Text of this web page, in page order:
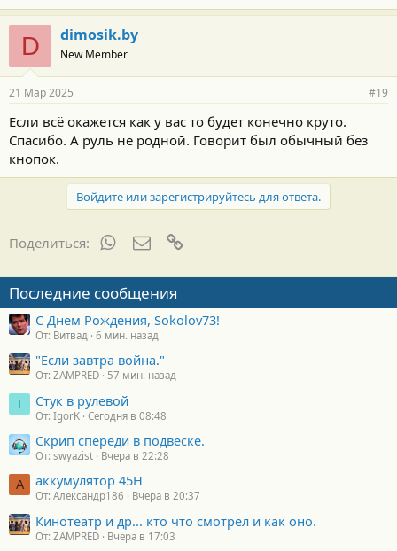
D dimosik.by
New Member
21 Мар 2025 #19
Если всё окажется как у вас то будет конечно круто.
Спасибо. А руль не родной. Говорит был обычный без
кнопок.
Войдите или зарегистрируйтесь для ответа.
Поделиться: WhatsAppЭлектронная почта
Последние сообщения
С Днем Рождения, Sokolov73!
От: Витвад 6 мин. назад
"Если завтра война."
От: ZAMPRED 57 мин. назад
I Стук в рулевой
От: IgorK Сегодня в 08:48
Скрип спереди в подвеске.
От: swyazist Вчера в 22:28
А аккумулятор 45H
От: Александр186 Вчера в 20:37
Кинотеатр и др... кто что смотрел и как оно.
От: ZAMPRED Вчера в 17:03